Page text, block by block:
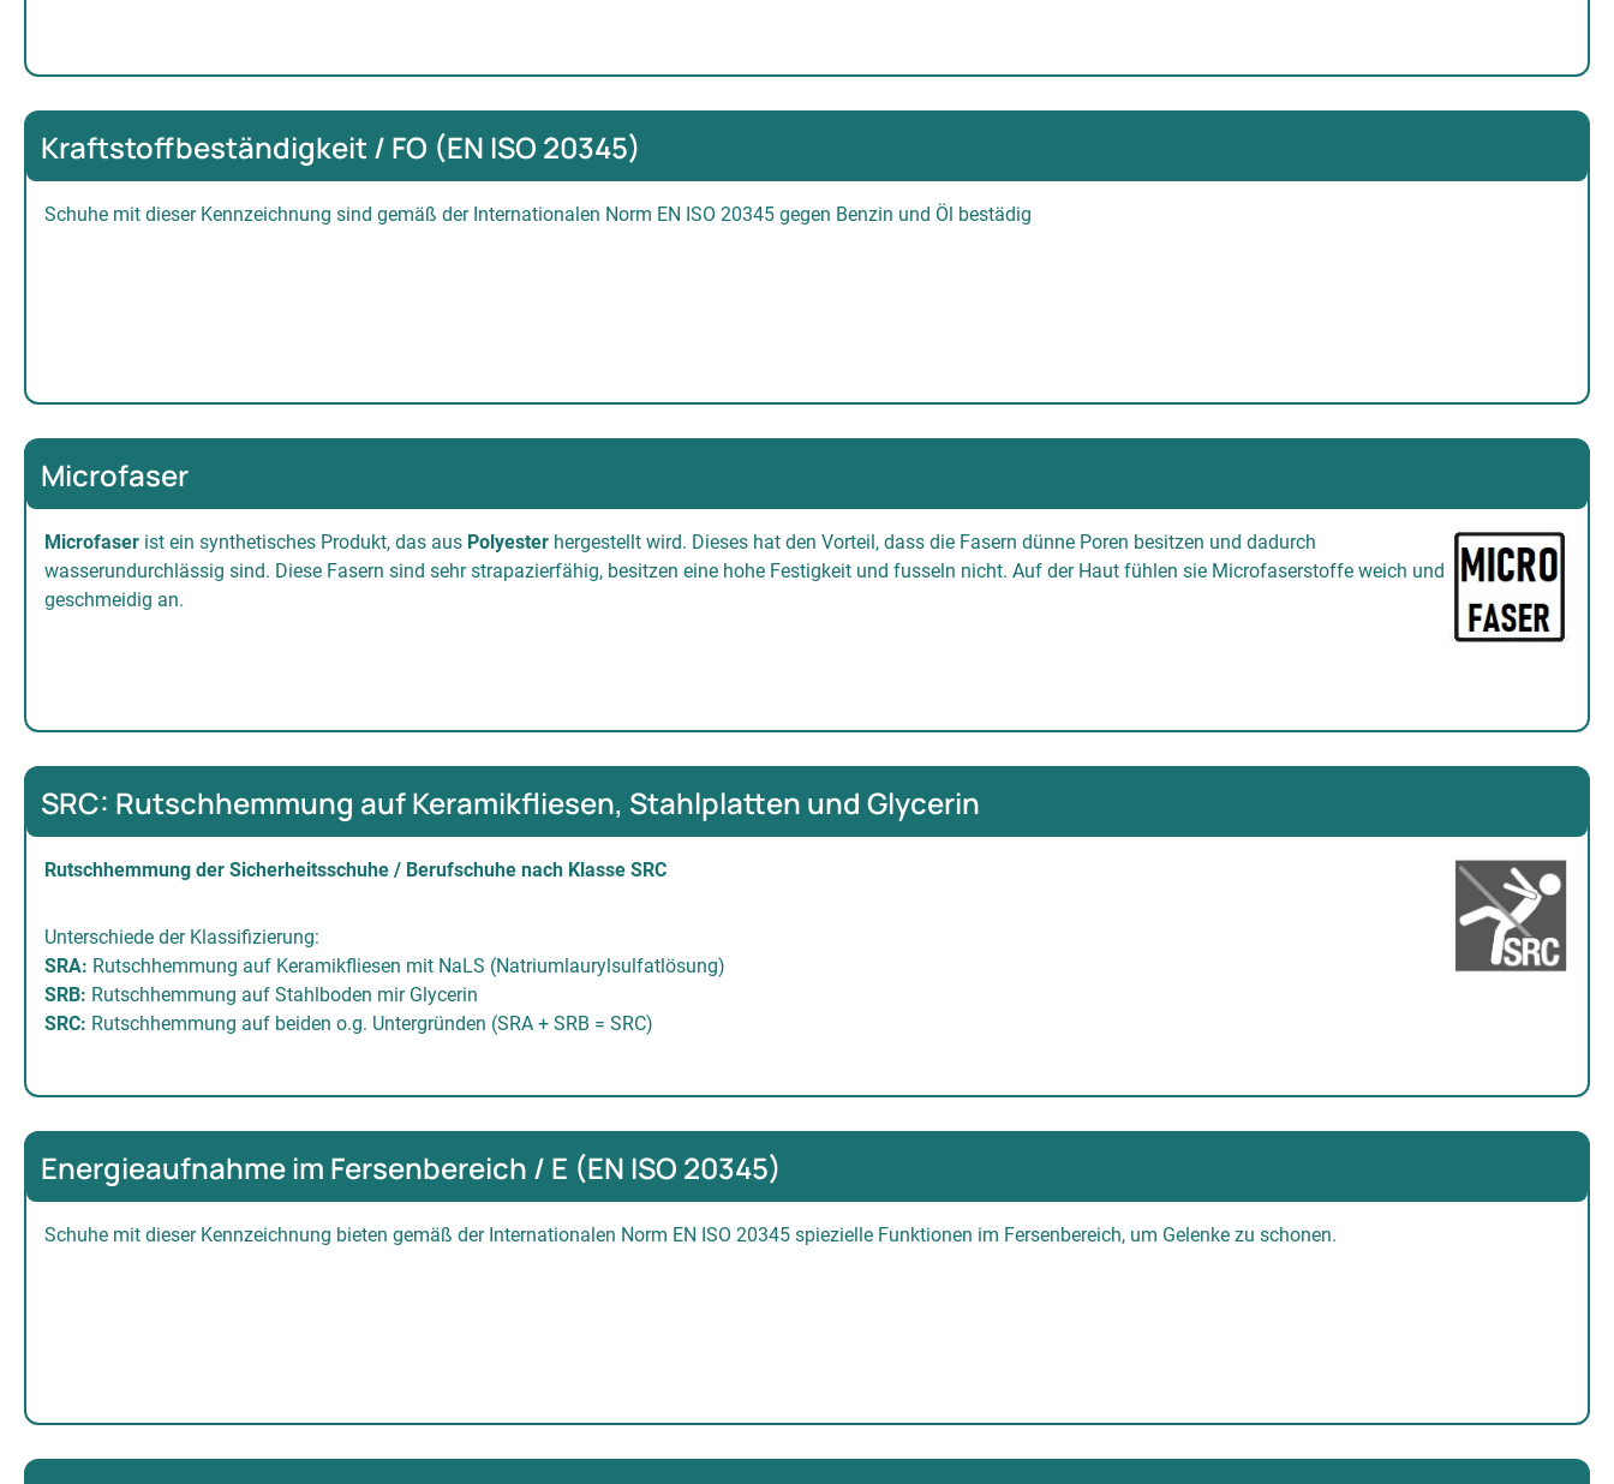
Kraftstoffbeständigkeit / FO (EN ISO 20345)
Schuhe mit dieser Kennzeichnung sind gemäß der Internationalen Norm EN ISO 20345 gegen Benzin und Öl bestädig
Microfaser
Microfaser ist ein synthetisches Produkt, das aus Polyester hergestellt wird. Dieses hat den Vorteil, dass die Fasern dünne Poren besitzen und dadurch
wasserundurchlässig sind. Diese Fasern sind sehr strapazierfähig, besitzen eine hohe Festigkeit und fusseln nicht. Auf der Haut fühlen sie Microfaserstoffe weich und
geschmeidig an.
SRC: Rutschhemmung auf Keramikfliesen, Stahlplatten und Glycerin
Rutschhemmung der Sicherheitsschuhe / Berufschuhe nach Klasse SRC
Unterschiede der Klassifizierung:
SRA: Rutschhemmung auf Keramikfliesen mit NaLS (Natriumlaurylsulfatlösung)
SRB: Rutschhemmung auf Stahlboden mir Glycerin
SRC: Rutschhemmung auf beiden o.g. Untergründen (SRA + SRB = SRC)
Energieaufnahme im Fersenbereich / E (EN ISO 20345)
Schuhe mit dieser Kennzeichnung bieten gemäß der Internationalen Norm EN ISO 20345 spiezielle Funktionen im Fersenbereich, um Gelenke zu schonen.